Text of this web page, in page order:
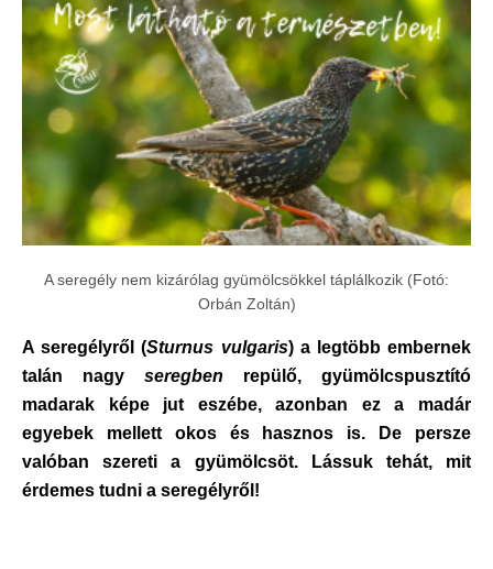
A seregély nem kizárólag gyümölcsökkel táplálkozik (Fotó:
Orbán Zoltán)
A seregélyről (Sturnus vulgaris) a legtöbb embernek
talán nagy seregben repülő, gyümölcspusztító
madarak képe jut eszébe, azonban ez a madár
egyebek mellett okos és hasznos is. De persze
valóban szereti a gyümölcsöt. Lássuk tehát, mit
érdemes tudni a seregélyről!